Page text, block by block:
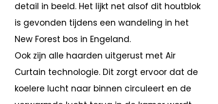
detail in beeld. Het lijkt net alsof dit houtblok
is gevonden tijdens een wandeling in het
New Forest bos in Engeland.
Ook zijn alle haarden uitgerust met Air
Curtain technologie. Dit zorgt ervoor dat de
koelere lucht naar binnen circuleert en de